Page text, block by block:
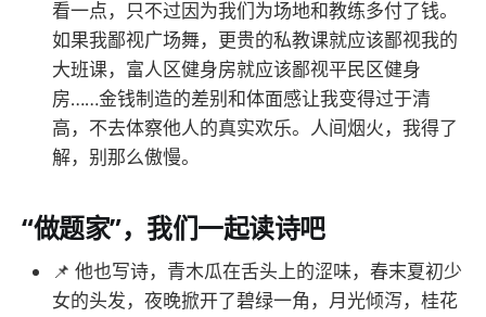
看一点，只不过因为我们为场地和教练多付了钱。
如果我鄙视广场舞，更贵的私教课就应该鄙视我的
大班课，富人区健身房就应该鄙视平民区健身
房……金钱制造的差别和体面感让我变得过于清
高，不去体察他人的真实欢乐。人间烟火，我得了
解，别那么傲慢。
“做题家”，我们一起读诗吧
📌 他也写诗，青木瓜在舌头上的涩味，春末夏初少
女的头发，夜晚掀开了碧绿一角，月光倾泻，桂花